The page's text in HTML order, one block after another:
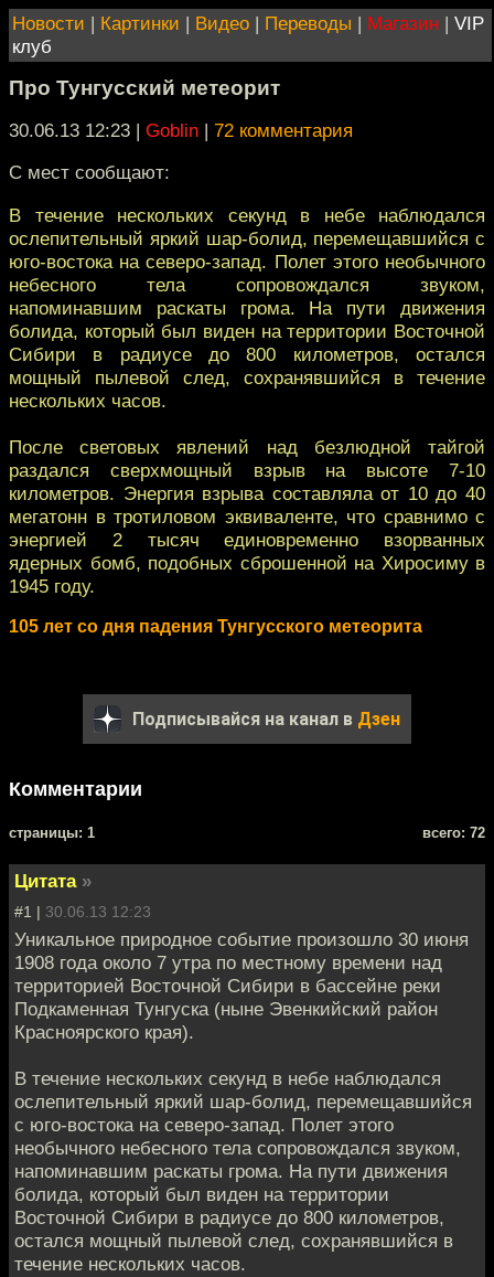
Новости | Картинки | Видео | Переводы | Магазин | VIP
клуб
Про Тунгусский метеорит
30.06.13 12:23 | Goblin | 72 комментария
С мест сообщают:
В течение нескольких секунд в небе наблюдался
ослепительный яркий шар-болид, перемещавшийся с
юго-востока на северо-запад. Полет этого необычного
небесного тела сопровождался звуком,
напоминавшим раскаты грома. На пути движения
болида, который был виден на территории Восточной
Сибири в радиусе до 800 километров, остался
мощный пылевой след, сохранявшийся в течение
нескольких часов.
После световых явлений над безлюдной тайгой
раздался сверхмощный взрыв на высоте 7-10
километров. Энергия взрыва составляла от 10 до 40
мегатонн в тротиловом эквиваленте, что сравнимо с
энергией 2 тысяч единовременно взорванных
ядерных бомб, подобных сброшенной на Хиросиму в
1945 году.
105 лет со дня падения Тунгусского метеорита
Подписывайся на канал в Дзен
Комментарии
cтраницы: 1 всего: 72
Цитата »
#1 | 30.06.13 12:23
Уникальное природное событие произошло 30 июня
1908 года около 7 утра по местному времени над
территорией Восточной Сибири в бассейне реки
Подкаменная Тунгуска (ныне Эвенкийский район
Красноярского края).
В течение нескольких секунд в небе наблюдался
ослепительный яркий шар-болид, перемещавшийся
с юго-востока на северо-запад. Полет этого
необычного небесного тела сопровождался звуком,
напоминавшим раскаты грома. На пути движения
болида, который был виден на территории
Восточной Сибири в радиусе до 800 километров,
остался мощный пылевой след, сохранявшийся в
течение нескольких часов.